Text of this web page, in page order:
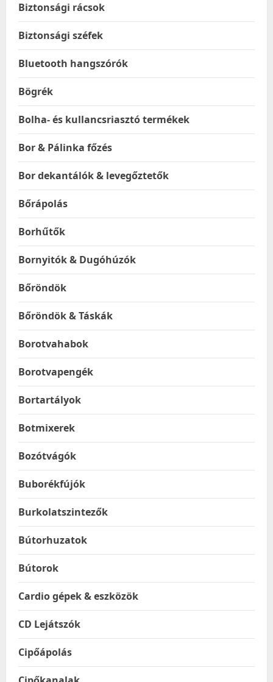
Biztonsági rácsok
Biztonsági széfek
Bluetooth hangszórók
Bögrék
Bolha- és kullancsriasztó termékek
Bor & Pálinka főzés
Bor dekantálók & levegőztetők
Bőrápolás
Borhűtők
Bornyitók & Dugóhúzók
Bőröndök
Bőröndök & Táskák
Borotvahabok
Borotvapengék
Bortartályok
Botmixerek
Bozótvágók
Buborékfújók
Burkolatszintezők
Bútorhuzatok
Bútorok
Cardio gépek & eszközök
CD Lejátszók
Cipőápolás